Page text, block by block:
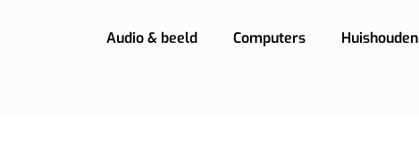
Audio & beeld Computers Huishouden